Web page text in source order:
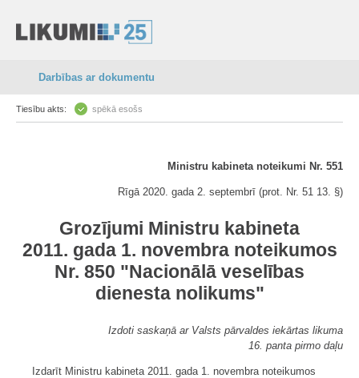
Darbības ar dokumentu
Tiesību akts: spēkā esošs
Ministru kabineta noteikumi Nr. 551
Rīgā 2020. gada 2. septembrī (prot. Nr. 51 13. §)
Grozījumi Ministru kabineta
2011. gada 1. novembra noteikumos
Nr. 850 "Nacionālā veselības
dienesta nolikums"
Izdoti saskaņā ar Valsts pārvaldes iekārtas likuma
16. panta pirmo daļu
Izdarīt Ministru kabineta 2011. gada 1. novembra noteikumos